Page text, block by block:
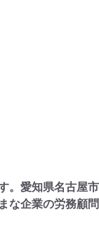
。愛知県名古屋
な企業の労務顧